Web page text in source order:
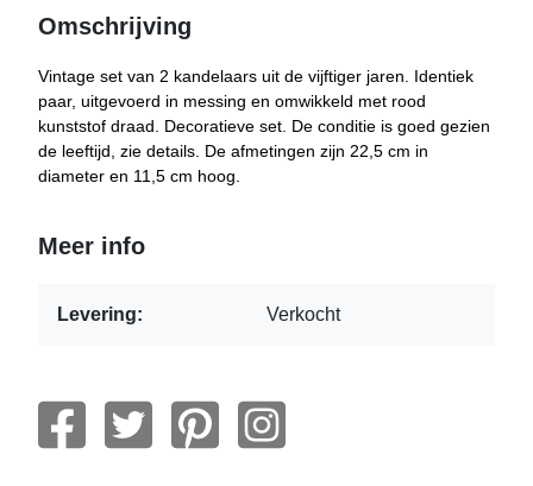
Omschrijving
Vintage set van 2 kandelaars uit de vijftiger jaren. Identiek
paar, uitgevoerd in messing en omwikkeld met rood
kunststof draad. Decoratieve set. De conditie is goed gezien
de leeftijd, zie details. De afmetingen zijn 22,5 cm in
diameter en 11,5 cm hoog.
Meer info
Levering: Verkocht